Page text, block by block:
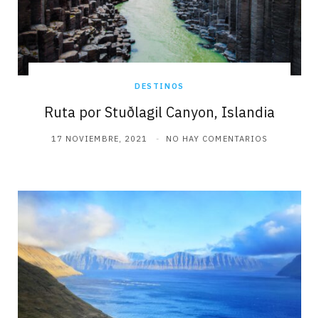
DESTINOS
Ruta por Stuðlagil Canyon, Islandia
17 NOVIEMBRE, 2021 NO HAY COMENTARIOS